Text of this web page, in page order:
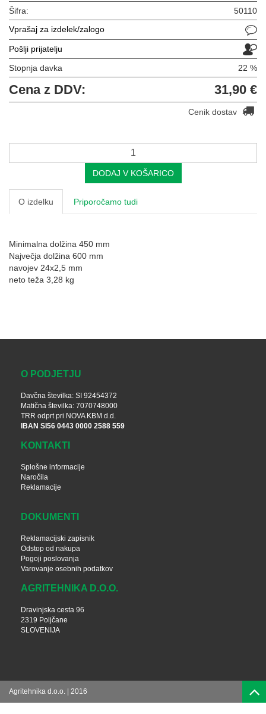
Šifra:
50110
Vprašaj za izdelek/zalogo
Pošlji prijatelju
Stopnja davka 22 %
Cena z DDV: 31,90 €
Cenik dostav
DODAJ V KOŠARICO
O izdelku Priporočamo tudi
Minimalna dolžina 450 mm
Največja dolžina 600 mm
navojev 24x2,5 mm
neto teža 3,28 kg
O PODJETJU
Davčna številka: SI 92454372
Matična številka: 7070748000
TRR odprt pri NOVA KBM d.d.
IBAN SI56 0443 0000 2588 559
KONTAKTI
Splošne informacije
Naročila
Reklamacije
DOKUMENTI
Reklamacijski zapisnik
Odstop od nakupa
Pogoji poslovanja
Varovanje osebnih podatkov
AGRITEHNIKA D.O.O.
Dravinjska cesta 96
2319 Poljčane
SLOVENIJA
Agritehnika d.o.o. | 2016